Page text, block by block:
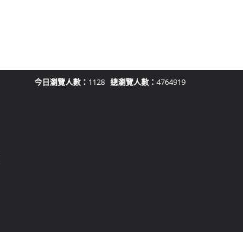
今日瀏覽人數： 1128 總瀏覽人數： 4764919